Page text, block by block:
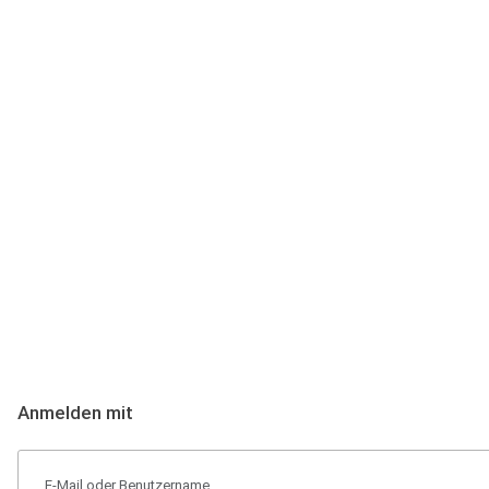
Anmelden mit